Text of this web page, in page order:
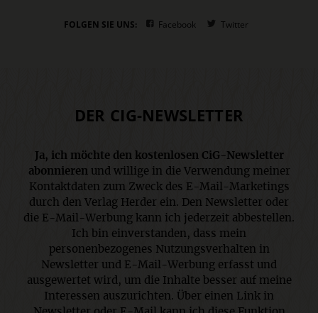
FOLGEN SIE UNS: Facebook Twitter
DER CIG-NEWSLETTER
Ja, ich möchte den kostenlosen CiG-Newsletter
abonnierenund willige in die Verwendung meiner
Kontaktdaten zum Zweck des E-Mail-Marketings
durch den Verlag Herder ein. Den Newsletter oder
die E-Mail-Werbung kann ich jederzeit abbestellen.
Ich bin einverstanden, dass mein
personenbezogenes Nutzungsverhalten in
Newsletter und E-Mail-Werbung erfasst und
ausgewertet wird, um die Inhalte besser auf meine
Interessen auszurichten. Über einen Link in